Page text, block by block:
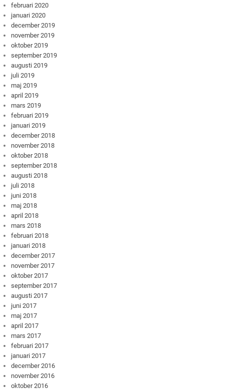
februari 2020
januari 2020
december 2019
november 2019
oktober 2019
september 2019
augusti 2019
juli 2019
maj 2019
april 2019
mars 2019
februari 2019
januari 2019
december 2018
november 2018
oktober 2018
september 2018
augusti 2018
juli 2018
juni 2018
maj 2018
april 2018
mars 2018
februari 2018
januari 2018
december 2017
november 2017
oktober 2017
september 2017
augusti 2017
juni 2017
maj 2017
april 2017
mars 2017
februari 2017
januari 2017
december 2016
november 2016
oktober 2016